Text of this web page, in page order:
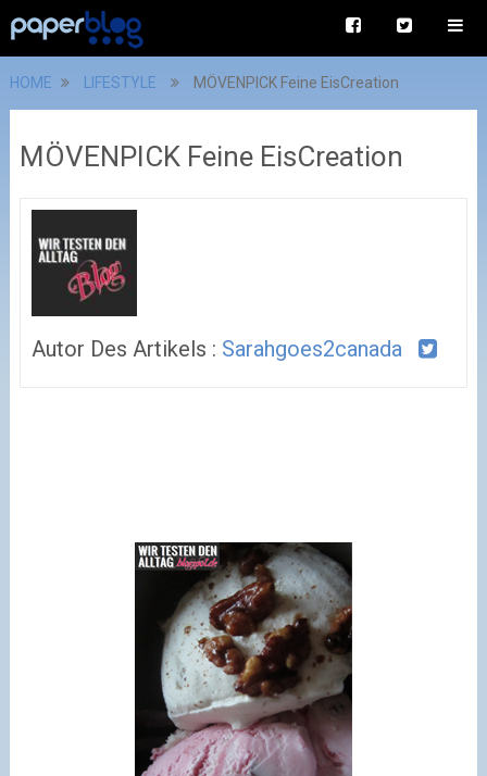
HOME LIFESTYLE MÖVENPICK Feine EisCreation
MÖVENPICK Feine EisCreation
Autor Des Artikels : Sarahgoes2canada